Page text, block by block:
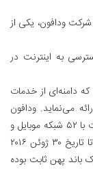
ودافون، یکی از
به اینترنت در
که دامنه‌ای از خدمات
می‌نماید. ودافون
دارای اپراتوری موبایل در ۲۶ کشور دنیا و دارای مشارکت با ۵۲ شبکه موبایل و
اپراتوری باند پهن ثابت در ۱۷ كشور است. این شرکت تا تاریخ ۳۰ ژوئن ۲۰۱۶
و ۱۳.۷ میلیون مشترک باند پهن ثابت بوده